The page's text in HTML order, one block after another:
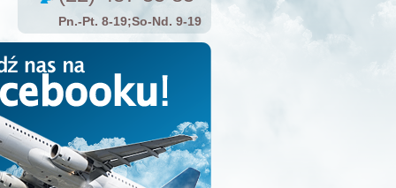
Pn.-Pt. 8-19;So-Nd. 9-19